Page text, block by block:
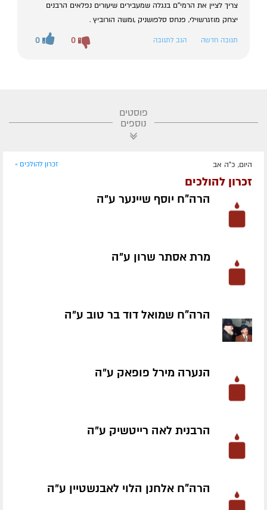
צריך לציין את הרמי''ם בנגלה שמעבירים שיעורים נפלאים הרבנים
יצחק מוזגרשוילי, פנחס סלפושניק ,ומשה הורוביץ .
תגובה חדשה הגב לתגובה 0 0
פוסטים
נוספים
היום, כ"ה אב זכרון להולכים »
זכרון להולכים
הרה"ח יוסף שיינער ע״ה
מרת אסתר שרון ע״ה
הרה"ח שמואל דוד בר טוב ע״ה
הנערה מירל פופאק ע״ה
הרבנית לאה רייטשיק ע״ה
הרה"ח אלחנן הלוי לאבנשטיין ע״ה